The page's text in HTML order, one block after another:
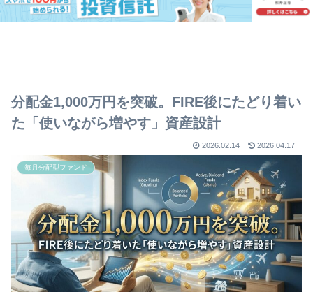
分配金1,000万円を突破。FIRE後にたどり着い
た「使いながら増やす」資産設計
2026.02.14 2026.04.17
毎月分配型ファンド